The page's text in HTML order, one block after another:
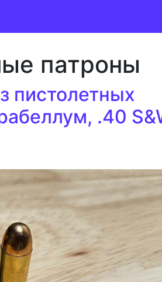
патроны
пистолетных
.40